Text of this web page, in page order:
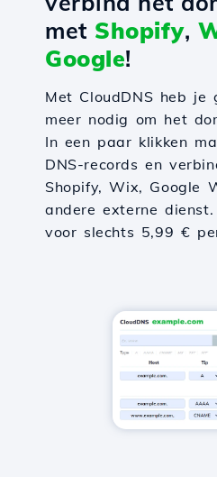
met Shopify,
Google!
Met CloudDNS heb je
meer nodig om het
In een paar klikken
DNS-records en
Shopify, Wix, Google
andere externe
voor slechts 5,99 €